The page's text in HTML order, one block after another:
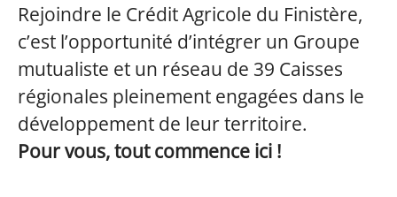
Rejoindre le Crédit Agricole du Finistère,
c’est l’opportunité d’intégrer un Groupe
mutualiste et un réseau de 39 Caisses
régionales pleinement engagées dans le
développement de leur territoire.
Pour vous, tout commence ici !